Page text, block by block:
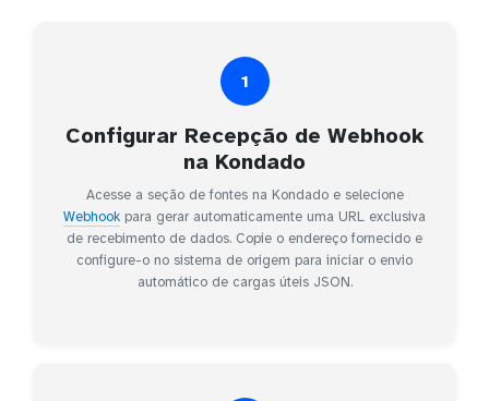
1
Configurar Recepção de Webhook
na Kondado
Acesse a seção de fontes na Kondado e selecione
Webhook para gerar automaticamente uma URL exclusiva
de recebimento de dados. Copie o endereço fornecido e
configure-o no sistema de origem para iniciar o envio
automático de cargas úteis JSON.